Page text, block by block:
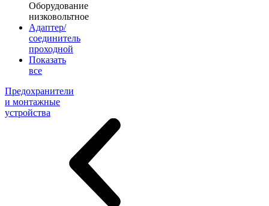
Оборудование
низковольтное
Адаптер/
соединитель
проходной
Показать
все
Предохранители
и монтажные
устройства